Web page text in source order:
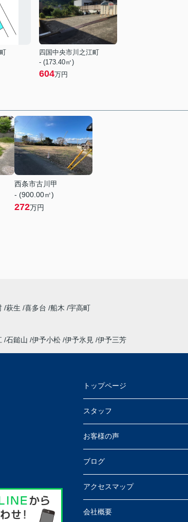
四国中央市川之江町
- (173.40㎡)
604万円
西条市古川甲
- (900.00㎡)
272万円
萩生 喜多台 船木 宇高町
石鎚山 伊予小松 伊予氷見 伊予三芳
トップページ
スタッフ
お客様の声
ブログ
アクセスマップ
会社概要